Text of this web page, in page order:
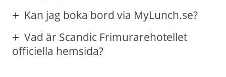
Kan jag boka bord via MyLunch.se?
Vad är Scandic Frimurarehotellet
officiella hemsida?